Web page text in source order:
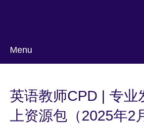
Menu
language
英语教师CPD | 专业
上资源包（2025年2